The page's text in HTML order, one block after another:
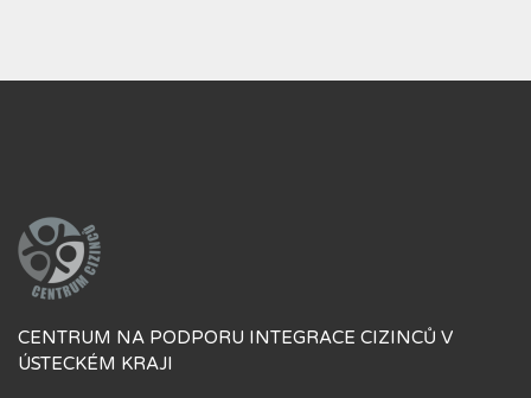
CENTRUM NA PODPORU INTEGRACE CIZINCŮ V
ÚSTECKÉM KRAJI